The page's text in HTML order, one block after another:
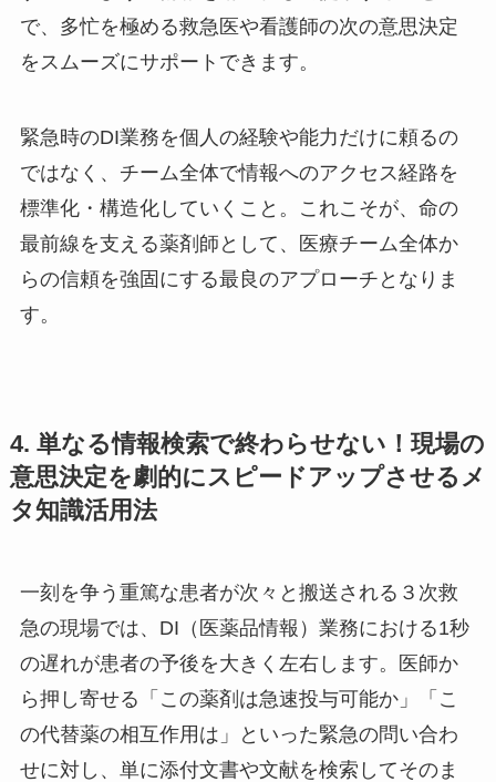
で、多忙を極める救急医や看護師の次の意思決定
をスムーズにサポートできます。
緊急時のDI業務を個人の経験や能力だけに頼るの
ではなく、チーム全体で情報へのアクセス経路を
標準化・構造化していくこと。これこそが、命の
最前線を支える薬剤師として、医療チーム全体か
らの信頼を強固にする最良のアプローチとなりま
す。
4. 単なる情報検索で終わらせない！現場の
意思決定を劇的にスピードアップさせるメ
タ知識活用法
一刻を争う重篤な患者が次々と搬送される３次救
急の現場では、DI（医薬品情報）業務における1秒
の遅れが患者の予後を大きく左右します。医師か
ら押し寄せる「この薬剤は急速投与可能か」「こ
の代替薬の相互作用は」といった緊急の問い合わ
せに対し、単に添付文書や文献を検索してそのま